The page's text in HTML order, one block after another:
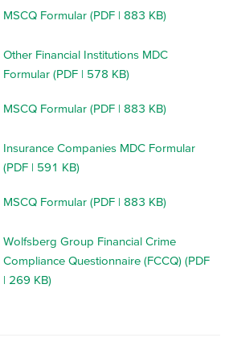
MSCQ Formular (PDF | 883 KB)
Other Financial Institutions MDC
Formular (PDF | 578 KB)
MSCQ Formular (PDF | 883 KB)
Insurance Companies MDC Formular
(PDF | 591 KB)
MSCQ Formular (PDF | 883 KB)
Wolfsberg Group Financial Crime
Compliance Questionnaire (FCCQ) (PDF
| 269 KB)